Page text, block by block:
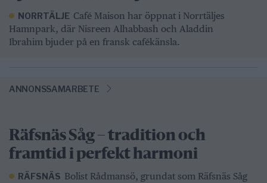
NORRTÄLJE Café Maison har öppnat i Norrtäljes
Hamnpark, där Nisreen Alhabbash och Aladdin
Ibrahim bjuder på en fransk cafékänsla.
ANNONSSAMARBETE
Räfsnäs Såg – tradition och
framtid i perfekt harmoni
RÄFSNÄS Bolist Rådmansö, grundat som Räfsnäs Såg